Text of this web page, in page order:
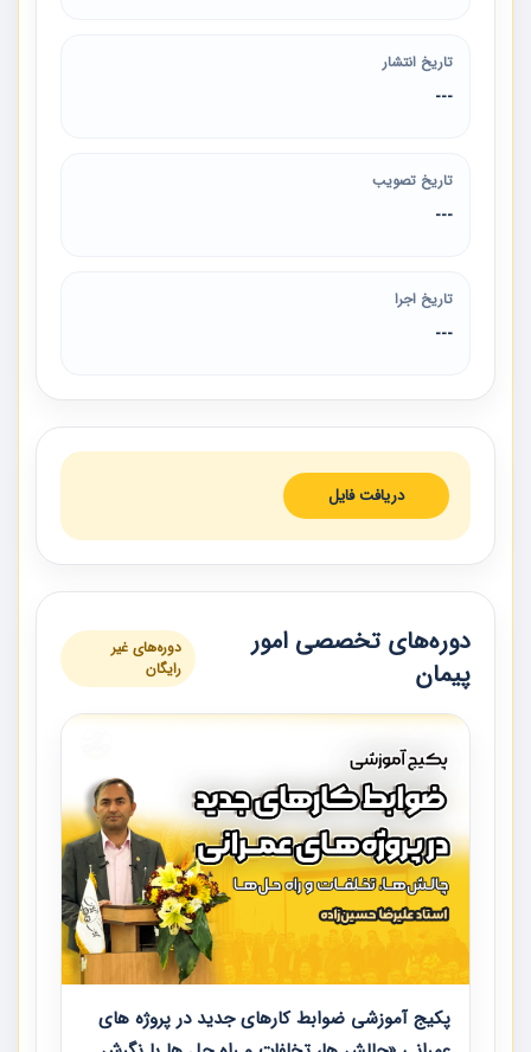
تاریخ انتشار
---
تاریخ تصویب
---
تاریخ اجرا
---
دریافت فایل
دوره‌های تخصصی امور
پیمان
دوره‌های غیر
رایگان
پکیج آموزشی ضوابط کارهای جدید در پروژه های